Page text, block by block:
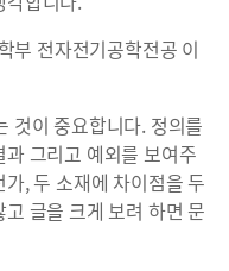
부 전자전기공학전공 이
것이 중요합니다. 정의를
그리고 예외를 보여주
, 두 소재에 차이점을 두
글을 크게 보려 하면 문